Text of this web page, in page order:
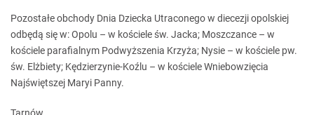
Pozostałe obchody Dnia Dziecka Utraconego w diecezji opolskiej
odbędą się w: Opolu – w kościele św. Jacka; Moszczance – w
kościele parafialnym Podwyższenia Krzyża; Nysie – w kościele pw.
św. Elżbiety; Kędzierzynie-Koźlu – w kościele Wniebowzięcia
Najświętszej Maryi Panny.